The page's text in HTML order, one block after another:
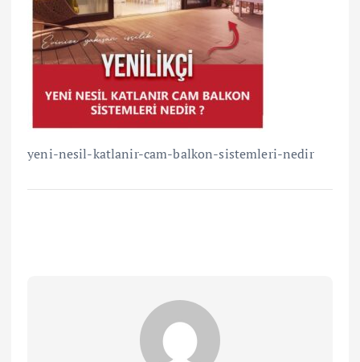
yeni-nesil-katlanir-cam-balkon-sistemleri-nedir